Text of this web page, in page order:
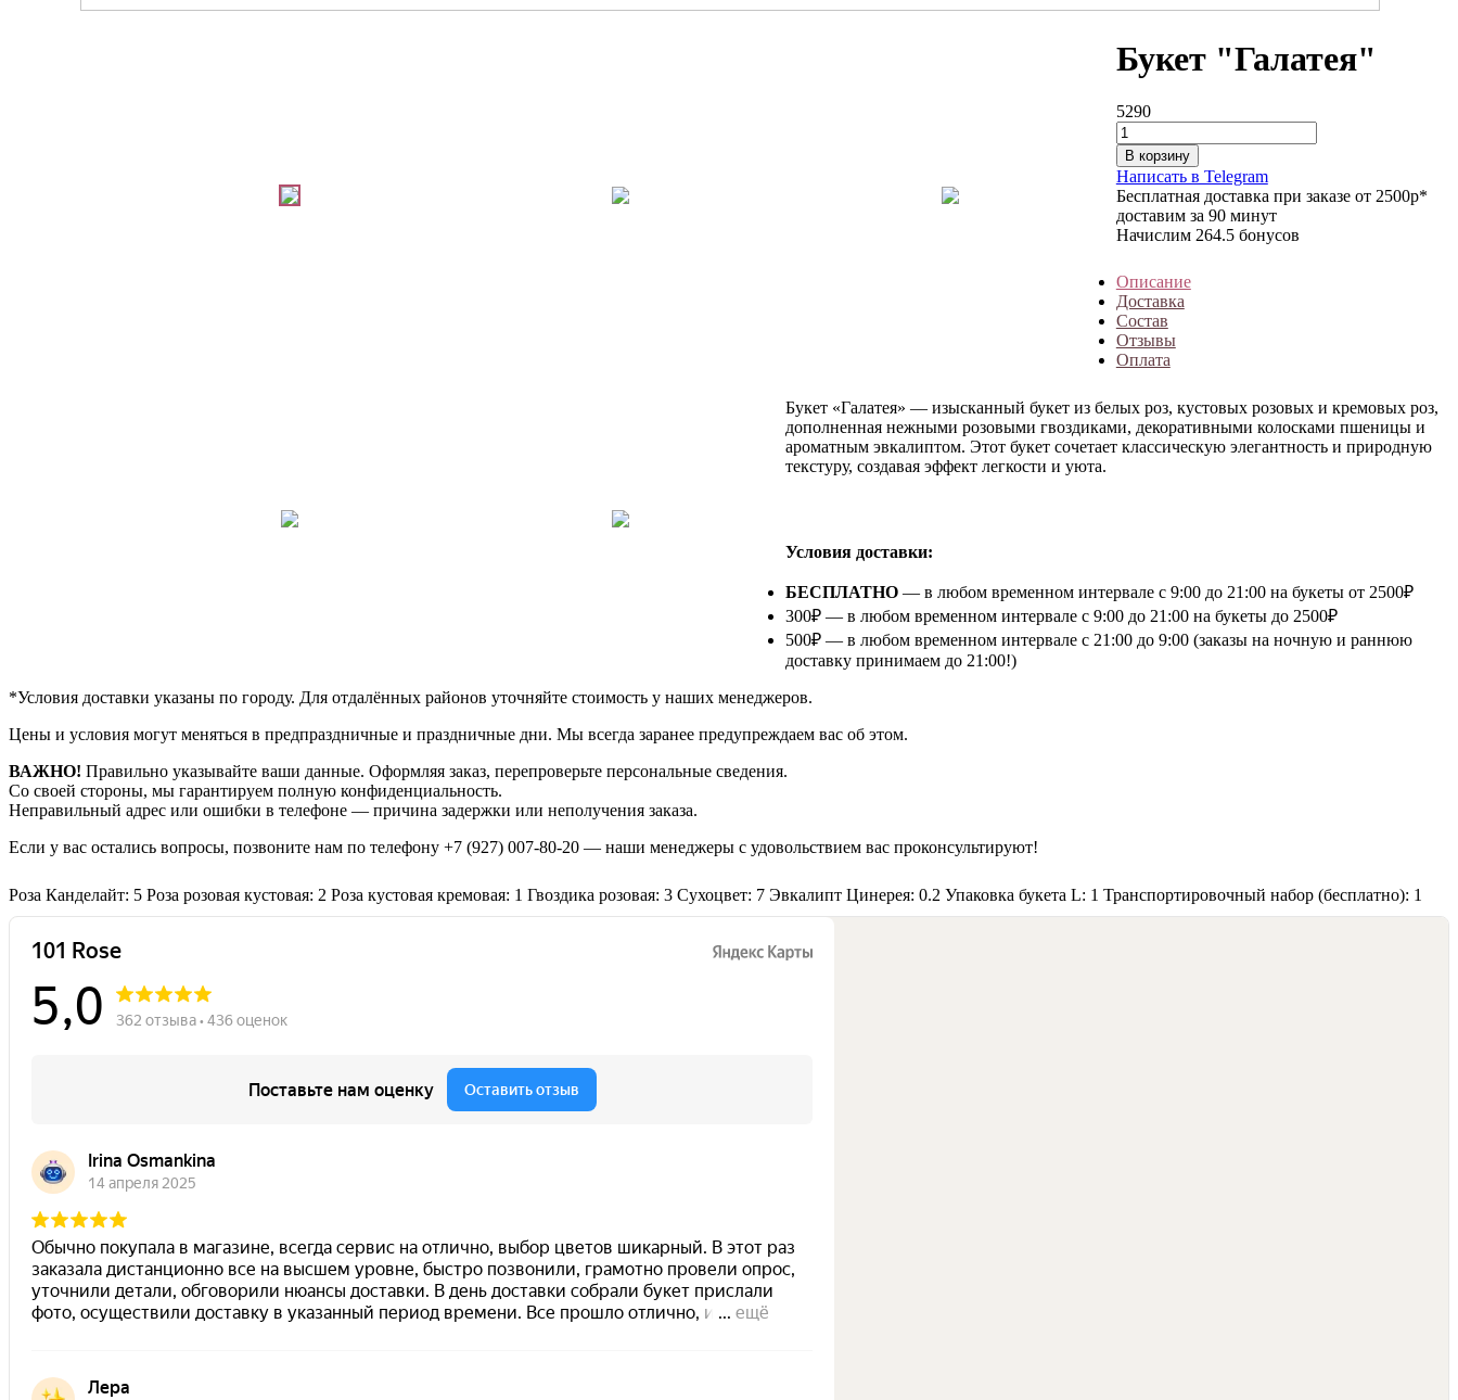
Букет "Галатея"
5290
В корзину
Написать в Telegram
Бесплатная доставка при заказе от 2500р*
доставим за 90 минут
Начислим 264.5 бонусов
Описание
Доставка
Состав
Отзывы
Оплата
Букет «Галатея» — изысканный букет из белых роз, кустовых розовых и кремовых роз,
дополненная нежными розовыми гвоздиками, декоративными колосками пшеницы и
ароматным эвкалиптом. Этот букет сочетает классическую элегантность и природную
текстуру, создавая эффект легкости и уюта.
Условия доставки:
БЕСПЛАТНО — в любом временном интервале с 9:00 до 21:00 на букеты от 2500₽
300₽ — в любом временном интервале с 9:00 до 21:00 на букеты до 2500₽
500₽ — в любом временном интервале с 21:00 до 9:00 (заказы на ночную и раннюю
доставку принимаем до 21:00!)
*Условия доставки указаны по городу. Для отдалённых районов уточняйте стоимость у наших менеджеров.
Цены и условия могут меняться в предпраздничные и праздничные дни. Мы всегда заранее предупреждаем вас об этом.
ВАЖНО! Правильно указывайте ваши данные. Оформляя заказ, перепроверьте персональные сведения.
Со своей стороны, мы гарантируем полную конфиденциальность.
Неправильный адрес или ошибки в телефоне — причина задержки или неполучения заказа.
Если у вас остались вопросы, позвоните нам по телефону +7 (927) 007-80-20 — наши менеджеры с удовольствием вас проконсультируют!
Роза Канделайт: 5 Роза розовая кустовая: 2 Роза кустовая кремовая: 1 Гвоздика розовая: 3 Сухоцвет: 7 Эвкалипт Цинерея: 0.2 Упаковка букета L: 1 Транспортировочный набор (бесплатно): 1